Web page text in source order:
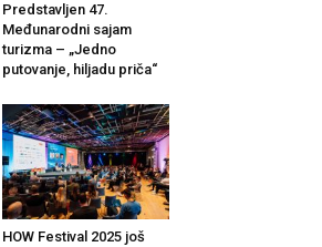
Predstavljen 47.
Međunarodni sajam
turizma – „Jedno
putovanje, hiljadu priča“
HOW Festival 2025 još